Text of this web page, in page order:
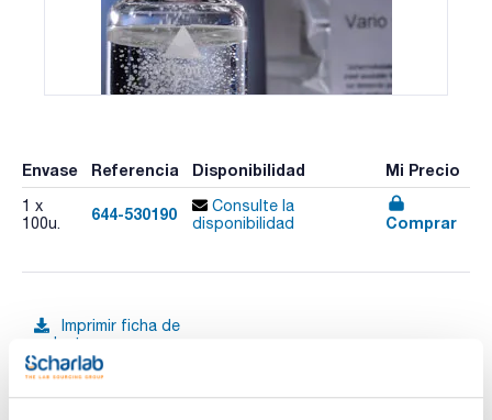
Envase Referencia Disponibilidad Mi Precio
1 x
100u.
644-530190
Consulte la
disponibilidad
Comprar
Imprimir ficha de
producto
Características
Descripción : VARIO Cloro DPD- total/F10
Rango de detección : 0,02-3,5mg/l Cl2